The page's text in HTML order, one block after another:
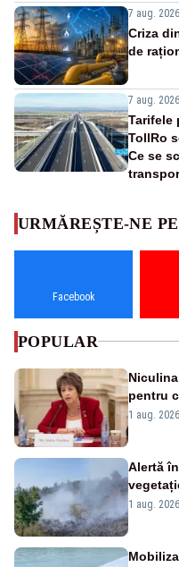
7 aug.
Criza
de
7 aug.
Tarifele
TollRo
Ce se
URMĂREȘTE-NE PE
Facebook
POPULAR
pentru
nu este
1 aug.
Alertă
1 aug.